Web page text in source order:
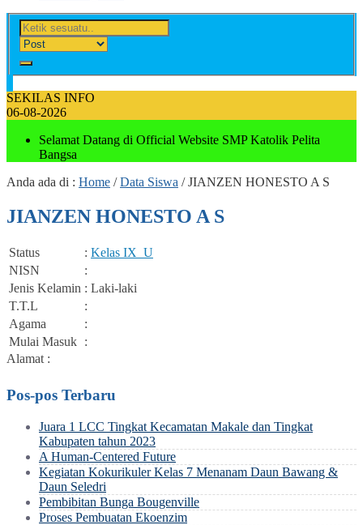
SEKILAS INFO
06-08-2026
Selamat Datang di Official Website SMP Katolik Pelita
Bangsa
Anda ada di : Home /Data Siswa /JIANZEN HONESTO A S
JIANZEN HONESTO A S
Status : Kelas IX_ U
NISN
:
Jenis Kelamin : Laki-laki
T.T.L
:
Agama
:
Mulai Masuk :
Alamat :
Pos-pos Terbaru
Juara 1 LCC Tingkat Kecamatan Makale dan Tingkat
Kabupaten tahun 2023
A Human-Centered Future
Kegiatan Kokurikuler Kelas 7 Menanam Daun Bawang &
Daun Seledri
Pembibitan Bunga Bougenville
Proses Pembuatan Ekoenzim